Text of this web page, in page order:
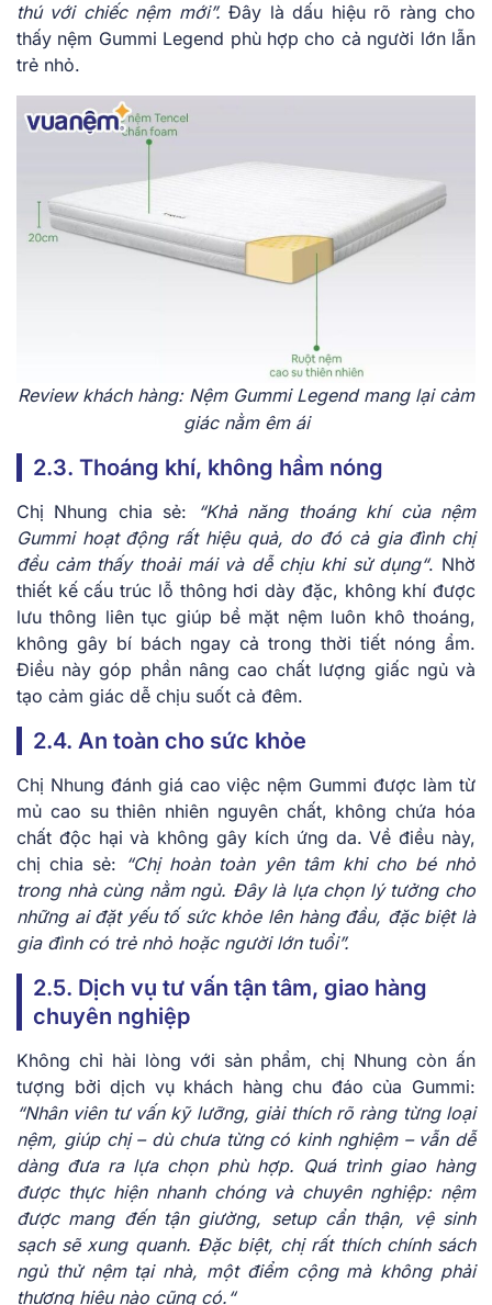
thú với chiếc nệm mới”.Đây là dấu hiệu rõ ràng cho
thấy nệm Gummi Legend phù hợp cho cả người lớn lẫn
trẻ nhỏ.
Review khách hàng: Nệm Gummi Legend mang lại cảm
giác nằm êm ái
2.3. Thoáng khí, không hầm nóng
Chị Nhung chia sẻ: “Khả năng thoáng khí của nệm
Gummi hoạt động rất hiệu quả, do đó cả gia đình chị
đều cảm thấy thoải mái và dễ chịu khi sử dụng“. Nhờ
thiết kế cấu trúc lỗ thông hơi dày đặc, không khí được
lưu thông liên tục giúp bề mặt nệm luôn khô thoáng,
không gây bí bách ngay cả trong thời tiết nóng ẩm.
Điều này góp phần nâng cao chất lượng giấc ngủ và
tạo cảm giác dễ chịu suốt cả đêm.
2.4. An toàn cho sức khỏe
Chị Nhung đánh giá cao việc nệm Gummi được làm từ
mủ cao su thiên nhiên nguyên chất, không chứa hóa
chất độc hại và không gây kích ứng da. Về điều này,
chị chia sẻ: “Chị hoàn toàn yên tâm khi cho bé nhỏ
trong nhà cùng nằm ngủ. Đây là lựa chọn lý tưởng cho
những ai đặt yếu tố sức khỏe lên hàng đầu, đặc biệt là
gia đình có trẻ nhỏ hoặc người lớn tuổi”.
2.5. Dịch vụ tư vấn tận tâm, giao hàng
chuyên nghiệp
Không chỉ hài lòng với sản phẩm, chị Nhung còn ấn
tượng bởi dịch vụ khách hàng chu đáo của Gummi:
“Nhân viên tư vấn kỹ lưỡng, giải thích rõ ràng từng loại
nệm, giúp chị – dù chưa từng có kinh nghiệm – vẫn dễ
dàng đưa ra lựa chọn phù hợp. Quá trình giao hàng
được thực hiện nhanh chóng và chuyên nghiệp: nệm
được mang đến tận giường, setup cẩn thận, vệ sinh
sạch sẽ xung quanh. Đặc biệt, chị rất thích chính sách
ngủ thử nệm tại nhà, một điểm cộng mà không phải
thương hiệu nào cũng có. “